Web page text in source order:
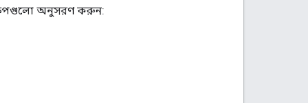
অনুসরণ করুন: